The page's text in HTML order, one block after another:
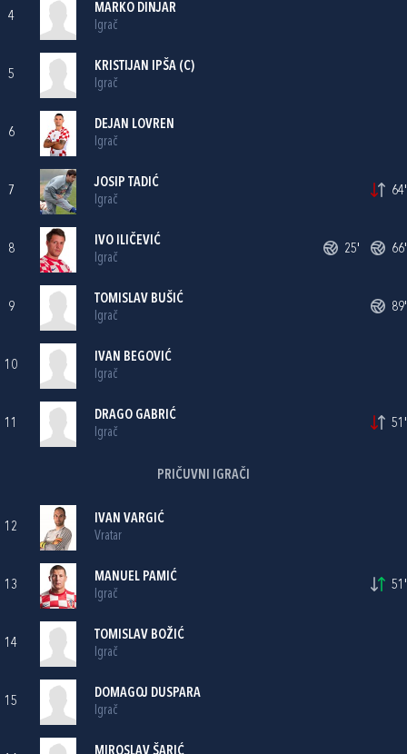
4
MARKO DINJAR
Igrač
5
KRISTIJAN IPŠA (C)
Igrač
6
DEJAN LOVREN
Igrač
7
JOSIP TADIĆ
Igrač
64'
8
IVO ILIČEVIĆ
Igrač
25' 66'
9
TOMISLAV BUŠIĆ
Igrač
89'
10
IVAN BEGOVIĆ
Igrač
11
DRAGO GABRIĆ
Igrač
51'
PRIČUVNI IGRAČI
12
IVAN VARGIĆ
Vratar
13
MANUEL PAMIĆ
Igrač
51'
14
TOMISLAV BOŽIĆ
Igrač
15
DOMAGOJ DUSPARA
Igrač
MIROSLAV ŠARIĆ